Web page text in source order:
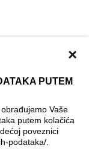
×
PUTEM
Vaše
putem kolačića
poveznici
podataka/
kolačića